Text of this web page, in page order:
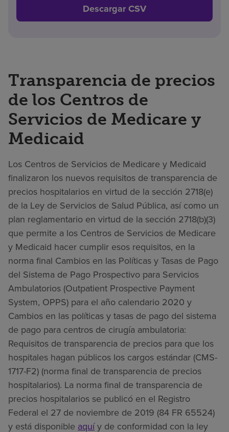
Descargar CSV
Transparencia de precios
de los Centros de
Servicios de Medicare y
Medicaid
Los Centros de Servicios de Medicare y Medicaid
finalizaron los nuevos requisitos de transparencia de
precios hospitalarios en virtud de la sección 2718(e)
de la Ley de Servicios de Salud Pública, así como un
plan reglamentario en virtud de la sección 2718(b)(3)
que permite a los Centros de Servicios de Medicare
y Medicaid hacer cumplir esos requisitos, en la
norma final Cambios en las Políticas y Tasas de Pago
del Sistema de Pago Prospectivo para Servicios
Ambulatorios (Outpatient Prospective Payment
System, OPPS) para el año calendario 2020 y
Cambios en las políticas y tasas de pago del sistema
de pago para centros de cirugía ambulatoria:
Requisitos de transparencia de precios para que los
hospitales hagan públicos los cargos estándar (CMS-
1717-F2) (norma final de transparencia de precios
hospitalarios). La norma final de transparencia de
precios hospitalarios se publicó en el Registro
Federal el 27 de noviembre de 2019 (84 FR 65524)
y está disponible aquíy de conformidad con la ley